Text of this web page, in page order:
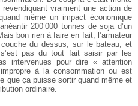
vraiment une action de
même un impact économique
200’000 tonnes de soja d’un
bon rien à faire en fait, l’armateur
du dessus, sur le bateau, et
pas du tout fait saisir par les
intervenues pour dire « attention
à la consommation ou est
que ça puisse sortir quand même et
ordinaire.